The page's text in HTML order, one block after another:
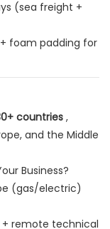
(sea freight +
foam padding for
countries ,
and the Middle
Business?
(gas/electric)
+ remote technical